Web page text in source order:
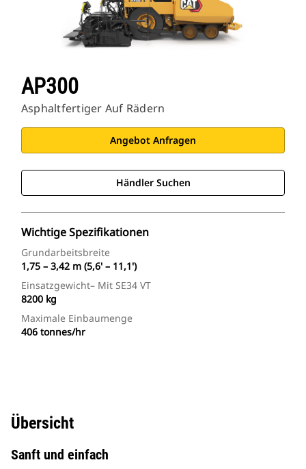
AP300
Asphaltfertiger Auf Rädern
Angebot Anfragen
Händler Suchen
Wichtige Spezifikationen
Grundarbeitsbreite
1,75 – 3,42 m (5,6' – 11,1')
Einsatzgewicht– Mit SE34 VT
8200 kg
Maximale Einbaumenge
406 tonnes/hr
Übersicht
Sanft und einfach